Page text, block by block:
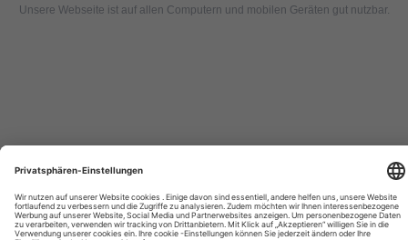
Unsere Webseite ist auf allen Computern und mobilen Geräten gut nutzbar.
turismo,
Tourismus
Nachrichten,
новости